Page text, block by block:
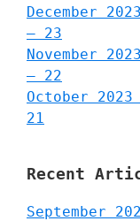
December
– 23
November
– 22
October 2023
21
Recent
September